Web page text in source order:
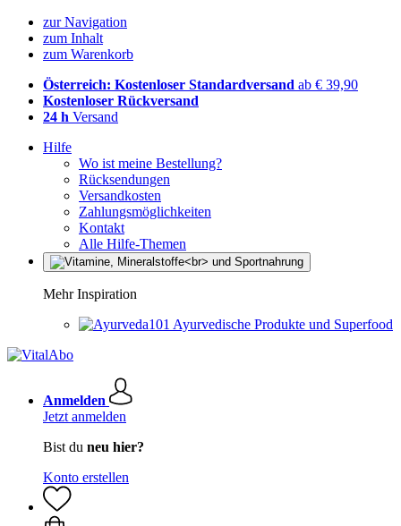
zur Navigation
zum Inhalt
zum Warenkorb
Österreich: Kostenloser Standardversand ab € 39,90
Kostenloser Rückversand
24 h Versand
Hilfe
Wo ist meine Bestellung?
Rücksendungen
Versandkosten
Zahlungsmöglichkeiten
Kontakt
Alle Hilfe-Themen
Mehr Inspiration
Ayurvedische Produkte und Superfood
Anmelden
Jetzt anmelden
Bist du neu hier?
Konto erstellen